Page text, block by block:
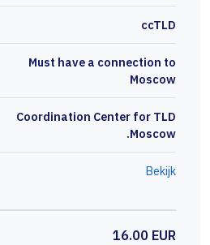
ccTLD
Must have a connection to
Moscow
Coordination Center for TLD
.Moscow
Bekijk
16.00 EUR